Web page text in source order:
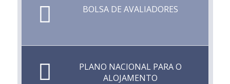
BOLSA DE AVALIADORES
PLANO NACIONAL PARA O
ALOJAMENTO